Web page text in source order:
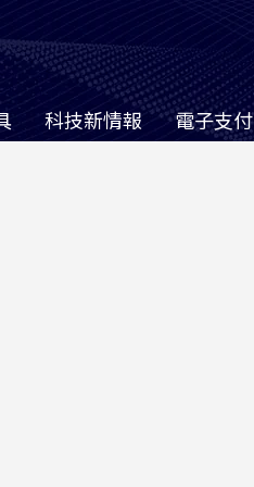
科技新情報 電子支付